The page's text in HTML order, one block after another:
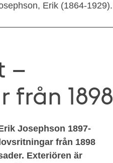
Erik (1864-1929).
–
från 1898
Josephson 1897-
från 1898
Exteriören är